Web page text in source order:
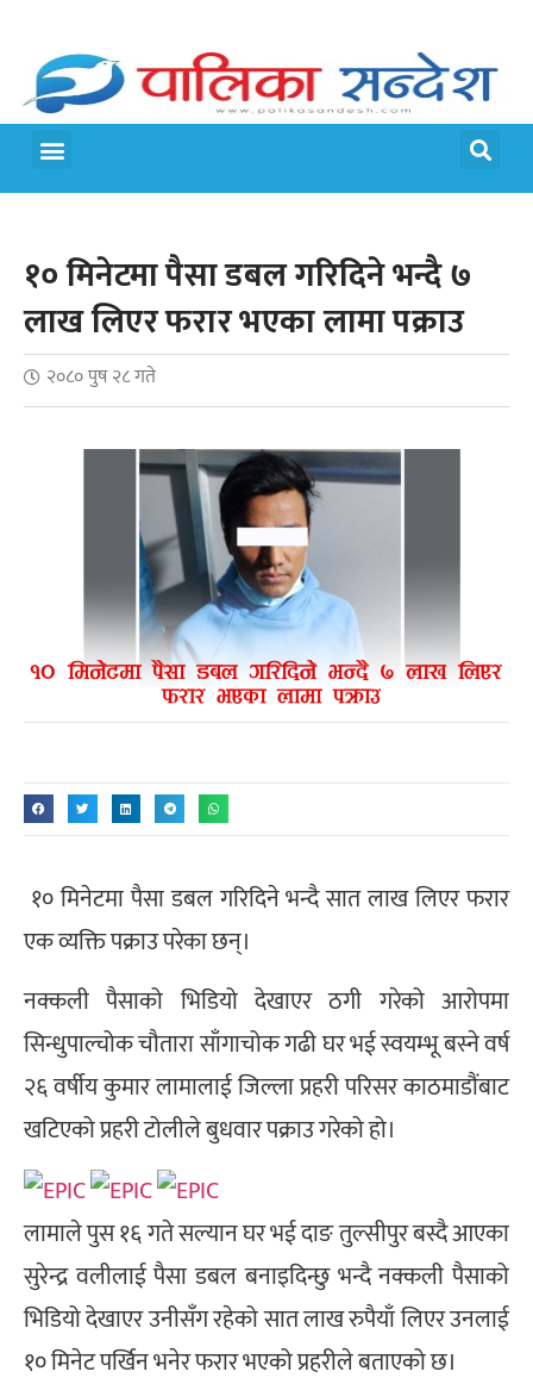
१० मिनेटमा पैसा डबल गरिदिने भन्दै ७
लाख लिएर फरार भएका लामा पक्राउ
२०८० पुष २८ गते
१० मिनेटमा पैसा डबल गरिदिने भन्दै सात लाख लिएर फरार
एक व्यक्ति पक्राउ परेका छन्।
नक्कली पैसाको भिडियो देखाएर ठगी गरेको आरोपमा
सिन्धुपाल्चोक चौतारा साँगाचोक गढी घर भई स्वयम्भू बस्ने वर्ष
२६ वर्षीय कुमार लामालाई जिल्ला प्रहरी परिसर काठमाडौंबाट
खटिएको प्रहरी टोलीले बुधवार पक्राउ गरेको हो।
लामाले पुस १६ गते सल्यान घर भई दाङ तुल्सीपुर बस्दै आएका
सुरेन्द्र वलीलाई पैसा डबल बनाइदिन्छु भन्दै नक्कली पैसाको
भिडियो देखाएर उनीसँग रहेको सात लाख रुपैयाँ लिएर उनलाई
१० मिनेट पर्खिन भनेर फरार भएको प्रहरीले बताएको छ।